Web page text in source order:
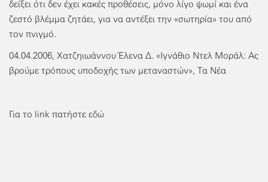
δείξει ότι δεν έχει κακές προθέσεις, μόνο λίγο ψωμί και ένα
ζεστό βλέμμα ζητάει, για να αντέξει την «σωτηρία» του από
τον πνιγμό.
04.04.2006, Χατζηιωάννου Έλενα Δ. «Ιγνάθιο Ντελ Μοράλ: Ας
βρούμε τρόπους υποδοχής των μεταναστών», Τα Νέα
Για το link πατήστε εδώ